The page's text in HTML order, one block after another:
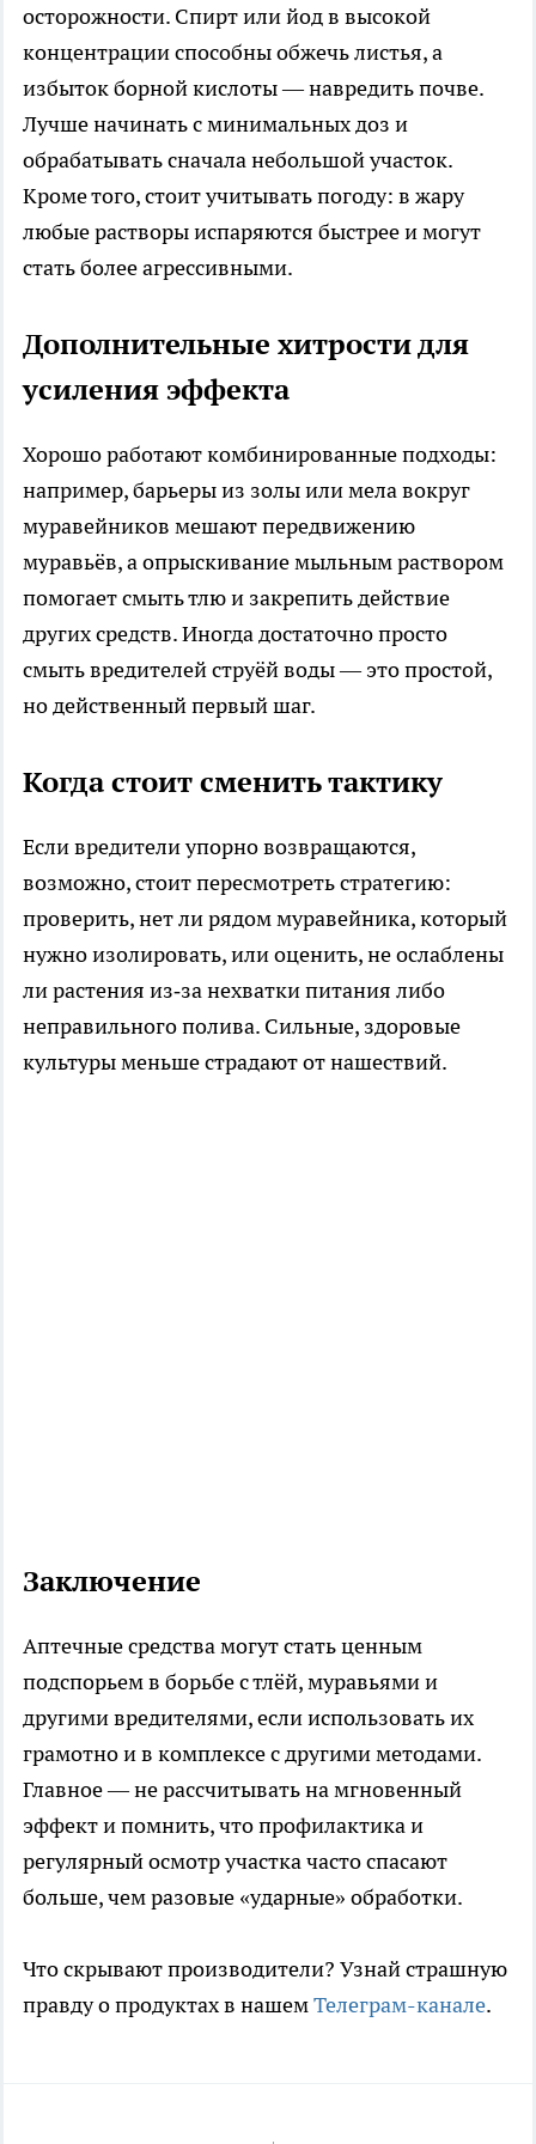
осторожности. Спирт или йод в высокой
концентрации способны обжечь листья, а
избыток борной кислоты — навредить почве.
Лучше начинать с минимальных доз и
обрабатывать сначала небольшой участок.
Кроме того, стоит учитывать погоду: в жару
любые растворы испаряются быстрее и могут
стать более агрессивными.
Дополнительные хитрости для
усиления эффекта
Хорошо работают комбинированные подходы:
например, барьеры из золы или мела вокруг
муравейников мешают передвижению
муравьёв, а опрыскивание мыльным раствором
помогает смыть тлю и закрепить действие
других средств. Иногда достаточно просто
смыть вредителей струёй воды — это простой,
но действенный первый шаг.
Когда стоит сменить тактику
Если вредители упорно возвращаются,
возможно, стоит пересмотреть стратегию:
проверить, нет ли рядом муравейника, который
нужно изолировать, или оценить, не ослаблены
ли растения из‑за нехватки питания либо
неправильного полива. Сильные, здоровые
культуры меньше страдают от нашествий.
Заключение
Аптечные средства могут стать ценным
подспорьем в борьбе с тлёй, муравьями и
другими вредителями, если использовать их
грамотно и в комплексе с другими методами.
Главное — не рассчитывать на мгновенный
эффект и помнить, что профилактика и
регулярный осмотр участка часто спасают
больше, чем разовые «ударные» обработки.
Что скрывают производители? Узнай страшную
правду о продуктах в нашемТелеграм-канале.